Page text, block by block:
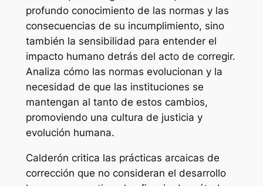
profundo conocimiento de las normas y las
consecuencias de su incumplimiento, sino
también la sensibilidad para entender el
impacto humano detrás del acto de corregir.
Analiza cómo las normas evolucionan y la
necesidad de que las instituciones se
mantengan al tanto de estos cambios,
promoviendo una cultura de justicia y
evolución humana.
Calderón critica las prácticas arcaicas de
corrección que no consideran el desarrollo